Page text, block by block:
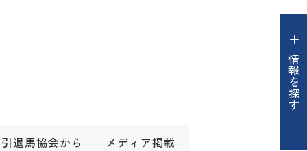
情報を探す
引退馬協会から メディア掲載